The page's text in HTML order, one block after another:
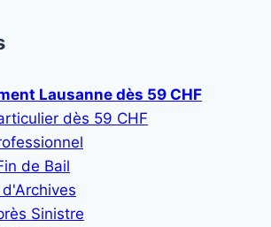
Lausanne dès 59 CHF
dès 59 CHF
de Bail
Sinistre